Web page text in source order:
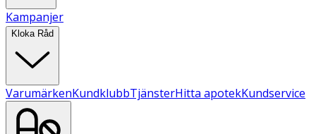
Kampanjer
Kloka Råd
VarumärkenKundklubbTjänsterHitta apotekKundservice